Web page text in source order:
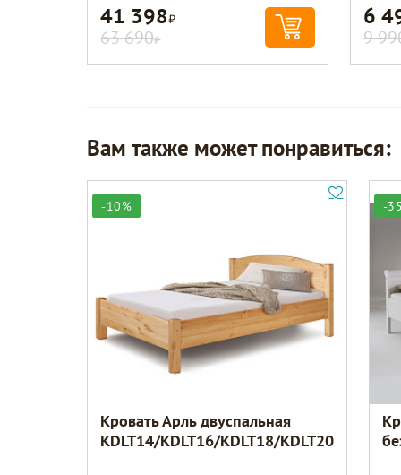
41 398Р
63 690Р
6
9
Вам также может понравиться:
-10%
Кровать Арль двуспальная
KDLT14/KDLT16/KDLT18/KDLT20
-